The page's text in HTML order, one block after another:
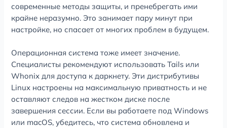
современные методы защиты, и пренебрегать ими
крайне неразумно. Это занимает пару минут при
настройке, но спасает от многих проблем в будущем.
Операционная система тоже имеет значение.
Специалисты рекомендуют использовать Tails или
Whonix для доступа к даркнету. Эти дистрибутивы
Linux настроены на максимальную приватность и не
оставляют следов на жестком диске после
завершения сессии. Если вы работаете под Windows
или macOS, убедитесь, что система обновлена и